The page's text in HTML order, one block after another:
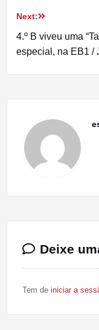
artigos
Next:
4.º B viveu uma
especial, na EB1 /
Deixe
Tem de iniciar a